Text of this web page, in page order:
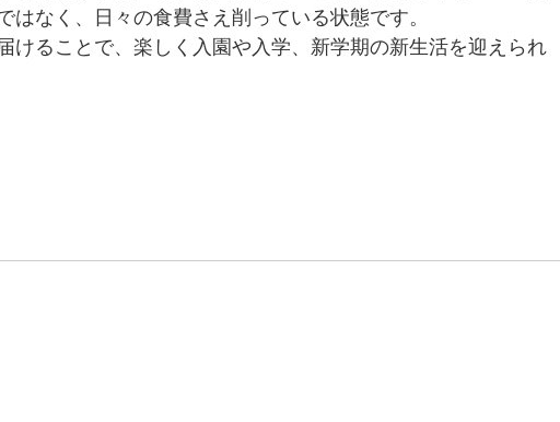
なく、日々の食費さえ削っている状態です。
ることで、楽しく入園や入学、新学期の新生活を迎えられ